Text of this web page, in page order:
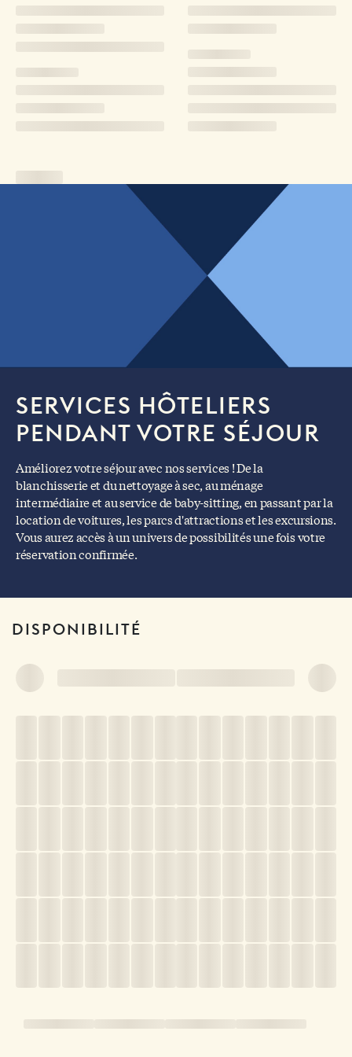
SERVICES HÔTELIERS
PENDANT VOTRE SÉJOUR
Améliorez votre séjour avec nos services ! De la
blanchisserie et du nettoyage à sec, au ménage
intermédiaire et au service de baby-sitting, en passant par la
location de voitures, les parcs d'attractions et les excursions.
Vous aurez accès à un univers de possibilités une fois votre
réservation confirmée.
DISPONIBILITÉ